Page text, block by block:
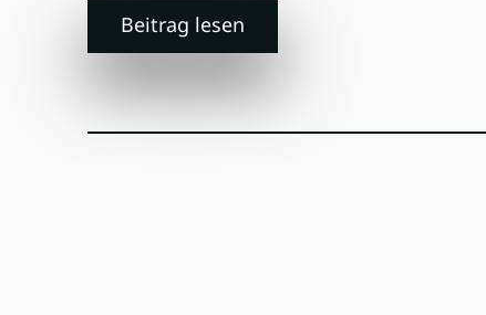
Beitrag lesen